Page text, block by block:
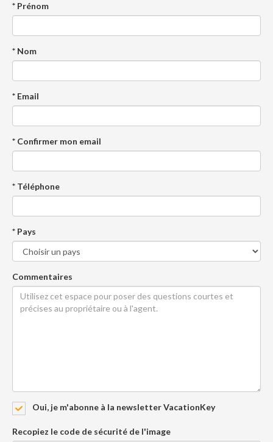
* Prénom
* Nom
* Email
* Confirmer mon email
* Téléphone
* Pays
Commentaires
Oui, je m'abonne à la newsletter VacationKey
Recopiez le code de sécurité de l'image